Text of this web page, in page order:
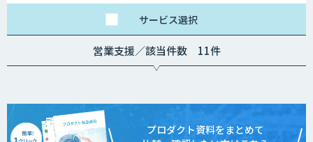
サービス選択
営業支援／該当件数 11件
プロダクト資料をまとめて